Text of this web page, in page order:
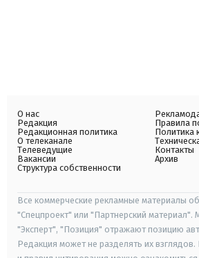
О нас
Редакция
Редакционная политика
О телеканале
Телеведущие
Вакансии
Структура собственности
Правила
Политика
Контакты
Архив
Все коммерческие рекламные материалы
"Спецпроект" или "Партнерский материал".
"Эксперт", "Позиция" отражают позицию
Редакция может не разделять их